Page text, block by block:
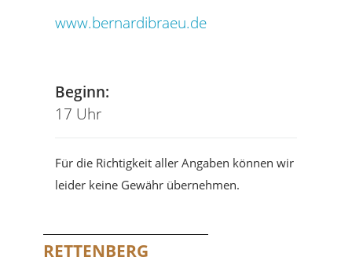
www.bernardibraeu.de
Beginn:
17 Uhr
Für die Richtigkeit aller Angaben können wir
leider keine Gewähr übernehmen.
RETTENBERG